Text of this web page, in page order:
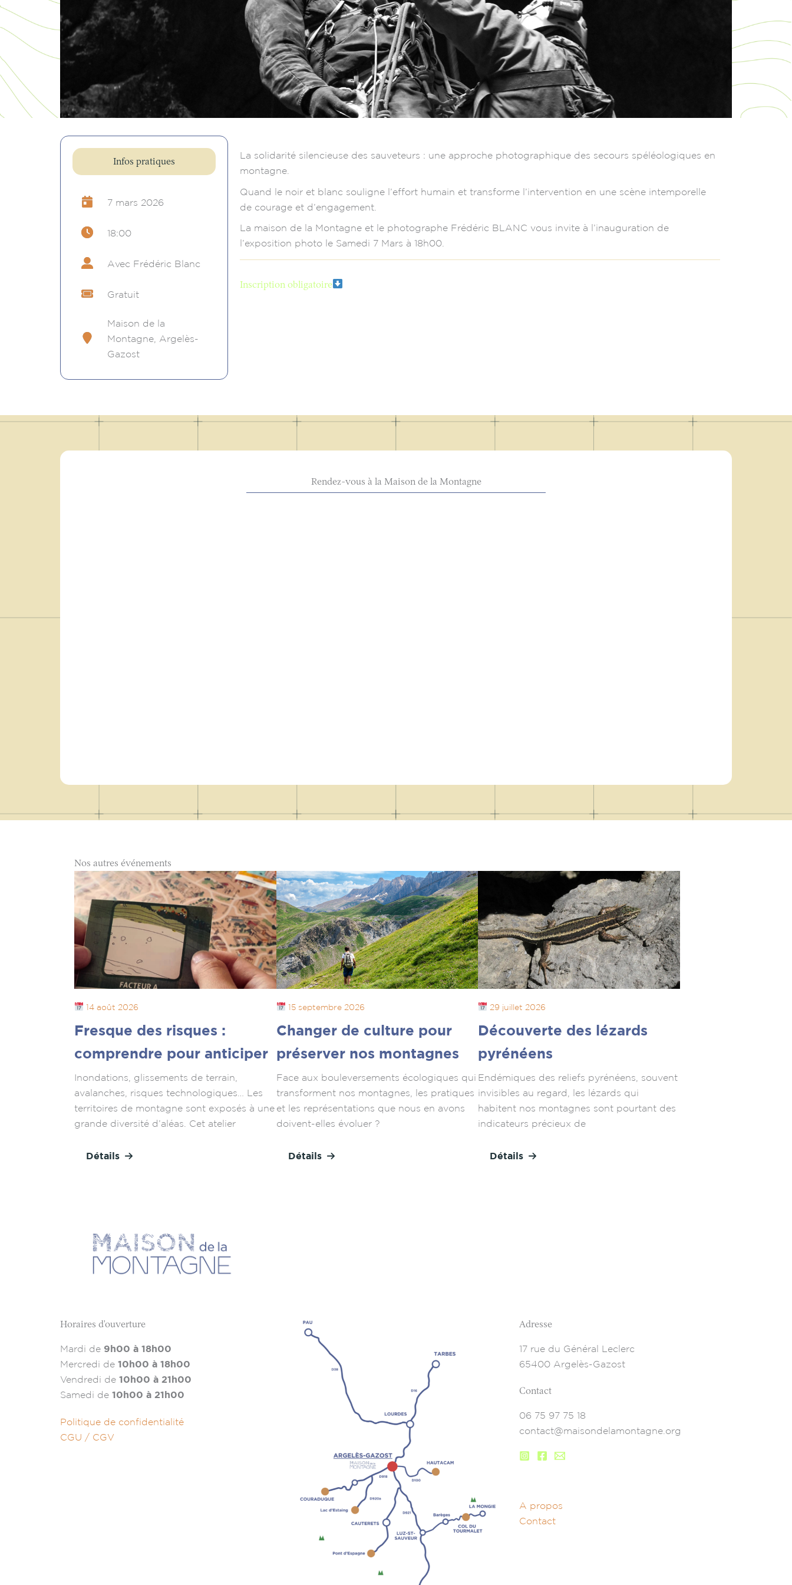
Infos pratiques
7 mars 2026
18:00
Avec Frédéric Blanc
Gratuit
Maison de la
Montagne, Argelès-
Gazost
La solidarité silencieuse des sauveteurs : une approche photographique des secours spéléologiques en
montagne.
Quand le noir et blanc souligne l’effort humain et transforme l’intervention en une scène intemporelle
de courage et d’engagement.
La maison de la Montagne et le photographe Frédéric BLANC vous invite à l’inauguration de
l’exposition photo le Samedi 7 Mars à 18h00.
Inscription obligatoire
Rendez-vous à la Maison de la Montagne
Nos autres événements
14 août 2026
Fresque des risques :
comprendre pour anticiper
Inondations, glissements de terrain,
avalanches, risques technologiques… Les
territoires de montagne sont exposés à une
grande diversité d’aléas. Cet atelier
Détails
15 septembre 2026
Changer de culture pour
préserver nos montagnes
Face aux bouleversements écologiques qui
transforment nos montagnes, les pratiques
et les représentations que nous en avons
doivent-elles évoluer ?
Détails
29 juillet 2026
Découverte des lézards
pyrénéens
Endémiques des reliefs pyrénéens, souvent
invisibles au regard, les lézards qui
habitent nos montagnes sont pourtant des
indicateurs précieux de
Détails
Horaires d'ouverture
Mardi de 9h00 à 18h00
Mercredi de 10h00 à 18h00
Vendredi de 10h00 à 21h00
Samedi de 10h00 à 21h00
Politique de confidentialité
CGU / CGV
Adresse
17 rue du Général Leclerc
65400 Argelès-Gazost
Contact
06 75 97 75 18
contact@maisondelamontagne.org
A propos
Contact